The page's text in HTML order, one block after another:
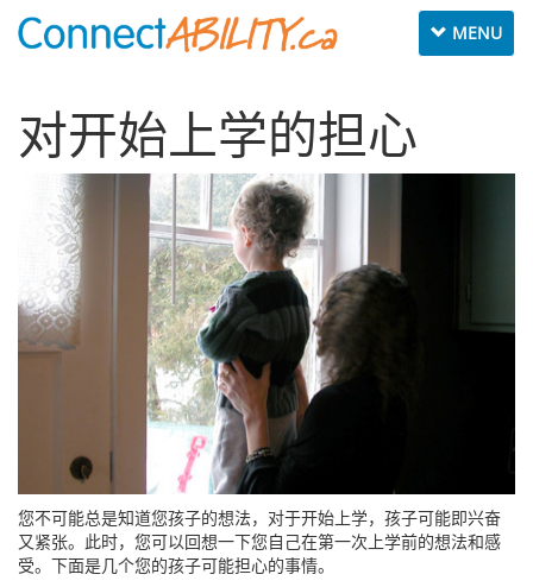
Toggle
navigation
MENU
对开始上学的担心
您不可能总是知道您孩子的想法，对于开始上学，孩子可能即兴奋
又紧张。此时，您可以回想一下您自己在第一次上学前的想法和感
受。下面是几个您的孩子可能担心的事情。